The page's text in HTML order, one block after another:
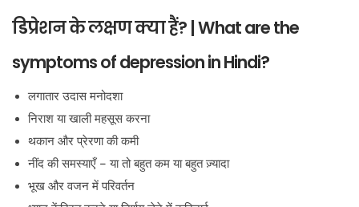
डिप्रेशन के लक्षण क्या हैं? | What are the
symptoms of depression in Hindi?
लगातार उदास मनोदशा
निराश या खाली महसूस करना
थकान और प्रेरणा की कमी
नींद की समस्याएँ – या तो बहुत कम या बहुत ज़्यादा
भूख और वजन में परिवर्तन